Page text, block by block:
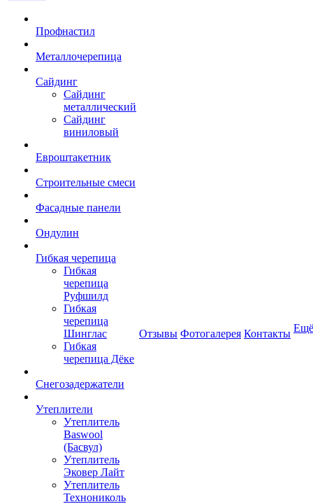
Профнастил
Металлочерепица
Сайдинг
Сайдинг
металлический
Сайдинг
виниловый
Евроштакетник
Строительные смеси
Фасадные панели
Ондулин
Гибкая черепица
Гибкая
черепица
Руфшилд
Гибкая
черепица
Шинглас
Гибкая
черепица Дёке
Снегозадержатели
Утеплители
Утеплитель
Baswool
(Басвул)
Утеплитель
Эковер Лайт
Утеплитель
Технониколь
Отзывы Фотогалерея Контакты Ещё